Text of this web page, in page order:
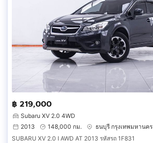
฿ 219,000
Subaru XV 2.0 4WD
2013
148,000 กม.
ธนบุรี กรุงเทพมหานคร
SUBARU XV 2.0 I AWD AT 2013 รหัสรถ 1F831